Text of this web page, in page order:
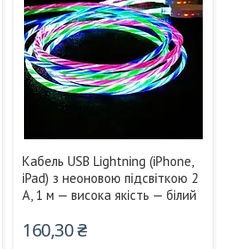
Кабель USB Lightning (iPhone,
iPad) з неоновою підсвіткою 2
А, 1 м — висока якість — білий
160,30 ₴